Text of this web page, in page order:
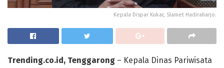
Kepala Dispar Kukar, Slamet Hadiraharjo.
Trending.co.id, Tenggarong – Kepala Dinas Pariwisata